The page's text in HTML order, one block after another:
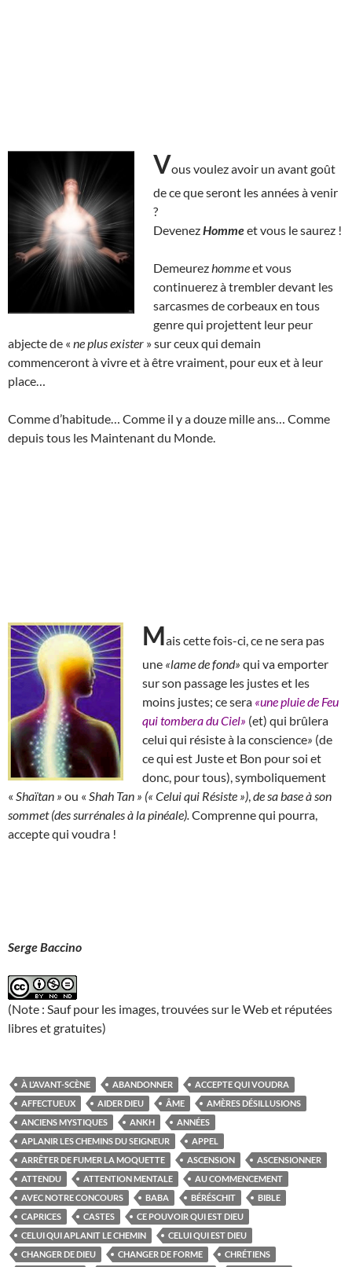
Vous voulez avoir un avant goût
de ce que seront les années à venir
?
DevenezHommeet vous le saurez !
Demeurez hommeet vous
continuerez à trembler devant les
sarcasmes de corbeaux en tous
genre qui projettent leur peur
abjecte de « ne plus exister » sur ceux qui demain
commenceront à vivre et à être vraiment, pour eux et à leur
place…
Comme d’habitude… Comme il y a douze mille ans… Comme
depuis tous les Maintenant du Monde.
Mais cette fois-ci, ce ne sera pas
une «lame de fond» qui va emporter
sur son passage les justes et les
moins justes; ce sera «une pluie de Feu
qui tombera du Ciel» (et) qui brûlera
celui qui résiste à la conscience» (de
ce qui est Juste et Bon pour soi et
donc, pour tous), symboliquement
« Shaïtan » ou « Shah Tan » (« Celui qui Résiste ») de sa base à son
sommet (des surrénales à la pinéale). Comprenne qui pourra,
accepte qui voudra !
Serge Baccino
(Note : Sauf pour les images, trouvées sur le Web et réputées
libres et gratuites)
À L’AVANT-SCÈNE ABANDONNER
ACCEPTE QUI VOUDRA
AFFECTUEUX
AIDER DIEU ÂME
AMÈRES DÉSILLUSIONS
ANCIENS MYSTIQUES
ANKH
ANNÉES
APLANIR LES CHEMINS DU SEIGNEUR
APPEL
ARRÊTER DE FUMER LA MOQUETTE
ASCENSION
ASCENSIONNER
ATTENDU
ATTENTION MENTALE
AU COMMENCEMENT
AVEC NOTRE CONCOURS
BABA BÉRÉSCHIT
BIBLE
CAPRICES
CASTES
CE POUVOIR QUI EST DIEU
CELUI QUI APLANIT LE CHEMIN
CELUI QUI EST DIEU
CHANGER DE DIEU
CHANGER DE FORME CHRÉTIENS